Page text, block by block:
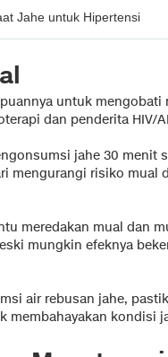
Jahe untuk Hipertensi
untuk
dan penderita HIV/
jahe 30 menit
mengurangi risiko mual
meredakan mual dan
mungkin efeknya
air rebusan jahe,
membahayakan kondisi